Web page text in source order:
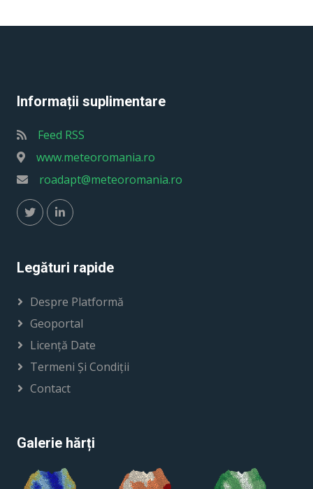
Informații suplimentare
Feed RSS
www.meteoromania.ro
roadapt@meteoromania.ro
Legături rapide
Despre Platformă
Geoportal
Licență Date
Termeni Și Condiții
Contact
Galerie hărți